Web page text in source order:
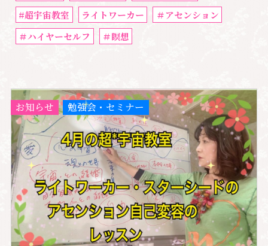
#超宇宙教室
ライトワーカー
＃アセンション
＃ハイヤーセルフ
＃瞑想
お知らせ 勉強会・セミナー